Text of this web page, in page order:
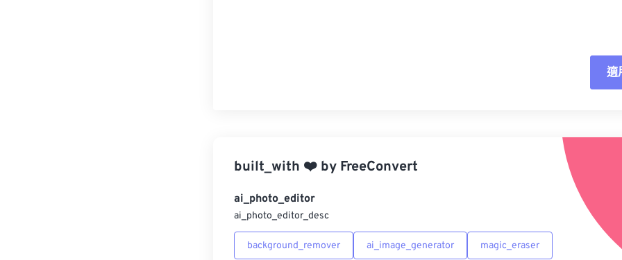
適
built_with ❤️ by FreeConvert
ai_photo_editor
ai_photo_editor_desc
background_remover ai_image_generator magic_eraser